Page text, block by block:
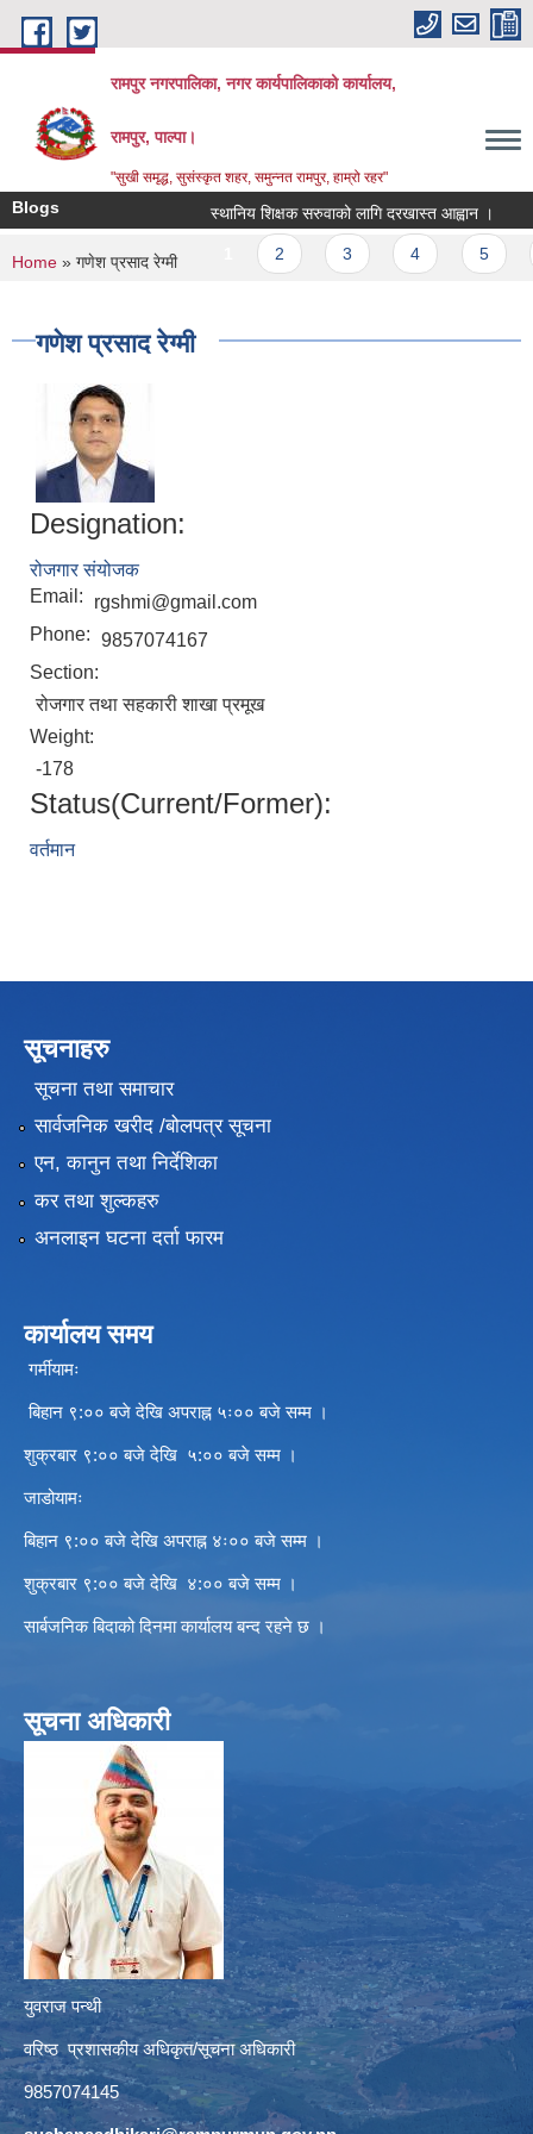
Skip to main content
रामपुर नगरपालिका, नगर कार्यपालिकाको कार्यालय,
रामपुर, पाल्पा।
"सुखी समृद्ध, सुसंस्कृत शहर, समुन्नत रामपुर, हाम्रो रहर"
Blogs स्थानिय शिक्षक सरुवाको लागि दरखास्त आह्वान ।
Pages
You are here
Home » गणेश प्रसाद रेग्मी
गणेश प्रसाद रेग्मी
Designation:
रोजगार संयोजक
Email:
rgshmi@gmail.com
Phone: 9857074167
Section:
रोजगार तथा सहकारी शाखा प्रमूख
Weight:
-178
Status(Current/Former):
वर्तमान
सूचनाहरु
सूचना तथा समाचार
सार्वजनिक खरीद /बोलपत्र सूचना
एन, कानुन तथा निर्देशिका
कर तथा शुल्कहरु
अनलाइन घटना दर्ता फारम
कार्यालय समय
गर्मीयामः
बिहान ९:०० बजे देखि अपराह्न ५ः०० बजे सम्म ।
शुक्रबार ९:०० बजे देखि ५:०० बजे सम्म ।
जाडोयामः
बिहान ९:०० बजे देखि अपराह्न ४ः०० बजे सम्म ।
शुक्रबार ९:०० बजे देखि ४:०० बजे सम्म ।
सार्बजनिक बिदाको दिनमा कार्यालय बन्द रहने छ ।
सूचना अधिकारी
युवराज पन्थी
वरिष्ठ प्रशासकीय अधिकृत/सूचना अधिकारी
9857074145